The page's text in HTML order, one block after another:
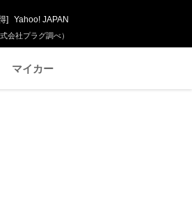
会社プラグ調べ）
] Yahoo! JAPAN
マイカー